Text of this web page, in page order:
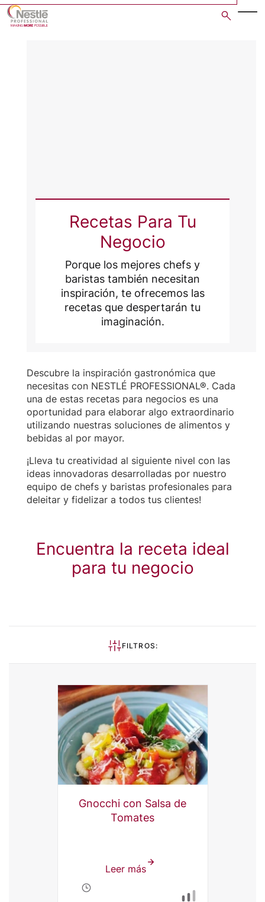
Skip
Recetas Para Tu
Negocio
Porque los mejores chefs y
baristas también necesitan
inspiración, te ofrecemos las
recetas que despertarán tu
imaginación.
Descubre la inspiración gastronómica que
necesitas con NESTLÉ PROFESSIONAL®. Cada
una de estas recetas para negocios es una
oportunidad para elaborar algo extraordinario
utilizando nuestras soluciones de alimentos y
bebidas al por mayor.
¡Lleva tu creatividad al siguiente nivel con las
ideas innovadoras desarrolladas por nuestro
equipo de chefs y baristas profesionales para
deleitar y fidelizar a todos tus clientes!
Encuentra la receta ideal
para tu negocio
FILTROS:
Gnocchi con Salsa de
Tomates
Leer mássobre